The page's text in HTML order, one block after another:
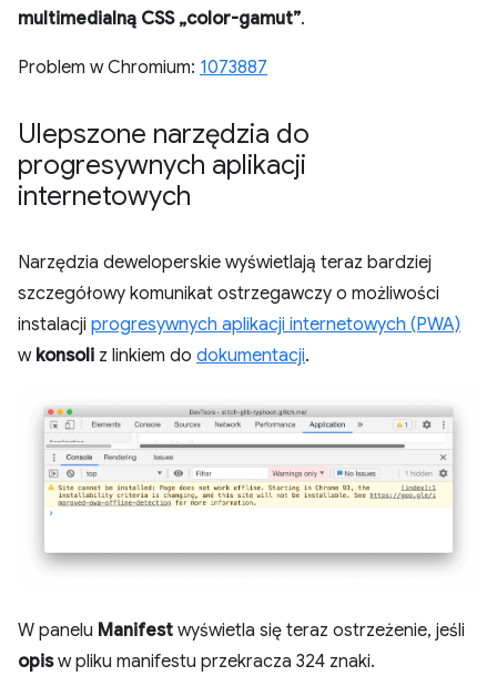
multimedialną CSS „color-gamut”.
Problem w Chromium: 1073887
Ulepszone narzędzia do
progresywnych aplikacji
internetowych
Narzędzia deweloperskie wyświetlają teraz bardziej
szczegółowy komunikat ostrzegawczy o możliwości
instalacji progresywnych aplikacji internetowych (PWA)
w konsoli z linkiem do dokumentacji.
W panelu Manifest wyświetla się teraz ostrzeżenie, jeśli
opisw pliku manifestu przekracza 324 znaki.